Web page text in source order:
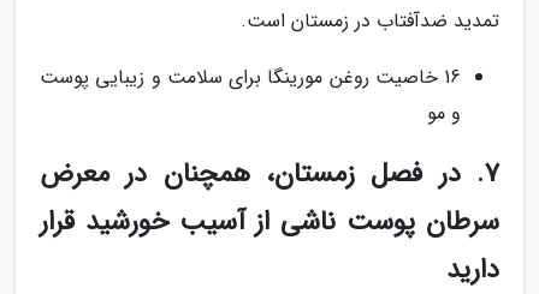
تمدید ضدآفتاب در زمستان است.
16 خاصیت روغن مورینگا برای سلامت و زیبایی پوست
و مو
7. در فصل زمستان، همچنان در معرض
سرطان پوست ناشی از آسیب خورشید قرار
دارید